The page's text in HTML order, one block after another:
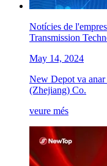
Notícies de
Transmission
May 14, 2024
New Depot va
(Zhejiang) Co.
veure més